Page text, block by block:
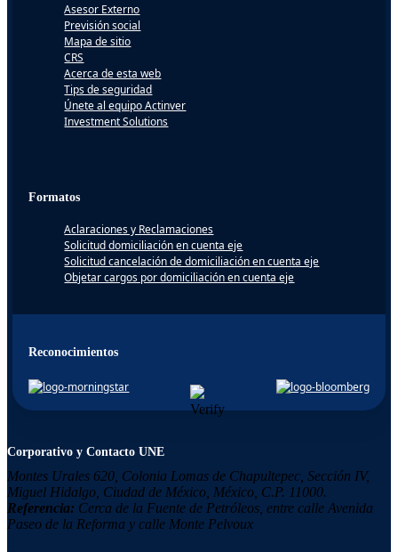
Asesor Externo
Previsión social
Mapa de sitio
CRS
Acerca de esta web
Tips de seguridad
Únete al equipo Actinver
Investment Solutions
Formatos
Aclaraciones y Reclamaciones
Solicitud domiciliación en cuenta eje
Solicitud cancelación de domiciliación en cuenta eje
Objetar cargos por domiciliación en cuenta eje
Reconocimientos
Corporativo y Contacto UNE
Montes Urales 620, Colonia Lomas de Chapultepec, Sección IV,
Miguel Hidalgo, Ciudad de México, México, C.P. 11000.
Referencia: Cerca de la Fuente de Petróleos, entre calle Avenida
Paseo de la Reforma y calle Monte Pelvoux